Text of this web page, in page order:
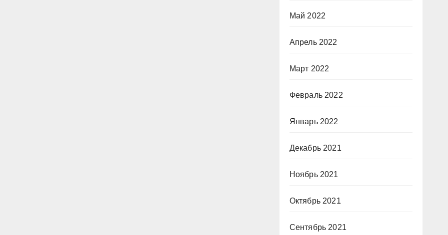
Май 2022
Апрель 2022
Март 2022
Февраль 2022
Январь 2022
Декабрь 2021
Ноябрь 2021
Октябрь 2021
Сентябрь 2021